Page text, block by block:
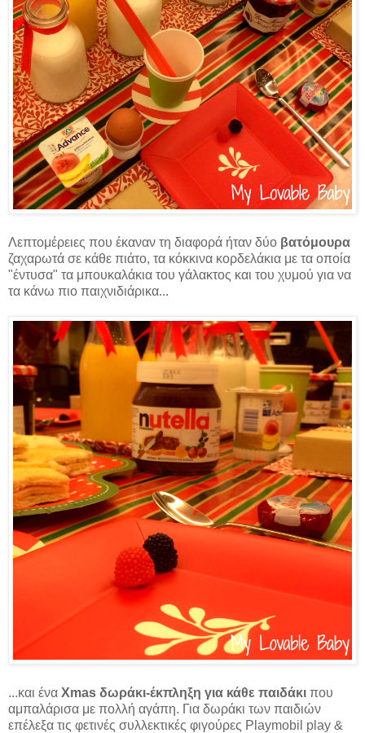
Λεπτομέρειες που έκαναν τη διαφορά ήταν δύο βατόμουρα
ζαχαρωτά σε κάθε πιάτο, τα κόκκινα κορδελάκια με τα οποία
"έντυσα" τα μπουκαλάκια του γάλακτος και του χυμού για να
τα κάνω πιο παιχνιδιάρικα...
...και ένα Xmas δωράκι-έκπληξη για κάθε παιδάκι που
αμπαλάρισα με πολλή αγάπη. Για δωράκι των παιδιών
επέλεξα τις φετινές συλλεκτικές φιγούρες Playmobil play &